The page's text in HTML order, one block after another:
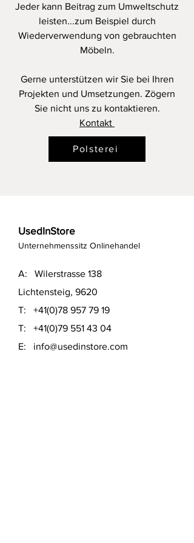
Jeder kann Beitrag zum Umweltschutz
leisten...zum Beispiel durch
Wiederverwendung von gebrauchten
Möbeln.
Gerne unterstützen wir Sie bei Ihren
Projekten und Umsetzungen. Zögern
Sie nicht uns zu kontaktieren.
Kontakt
Polsterei
UsedInStore
Unternehmenssitz Onlinehandel
A: Wilerstrasse 138
Lichtensteig, 9620
T: +41(0)78 957 79 19
T: +41(0)79 551 43 04
​E: info@usedinstore.com